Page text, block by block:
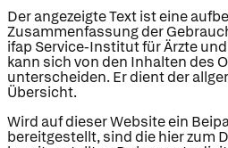
Der angezeigte Text ist eine
Zusammenfassung der
ifap Service-Institut für Ärzte
kann sich von den Inhalten des
unterscheiden. Er dient der
Übersicht.
Wird auf dieser Website ein
bereitgestellt, sind die hier zum